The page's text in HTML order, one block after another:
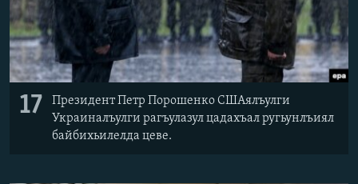
17
Президент Петр Порошенко СШАялъулги
Украиналъулги рагъулазул цадахъал ругьунлъиял
байбихьилелда цеве.